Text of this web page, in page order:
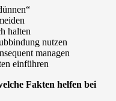
halten
nutzen
managen
einführen
Fakten helfen bei